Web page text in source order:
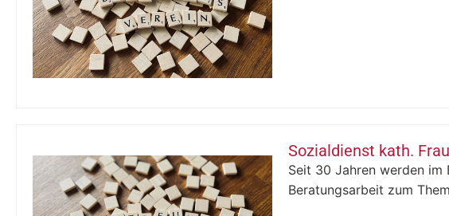
Sozialdienst kath.
Seit 30 Jahren werden im
Beratungsarbeit zum